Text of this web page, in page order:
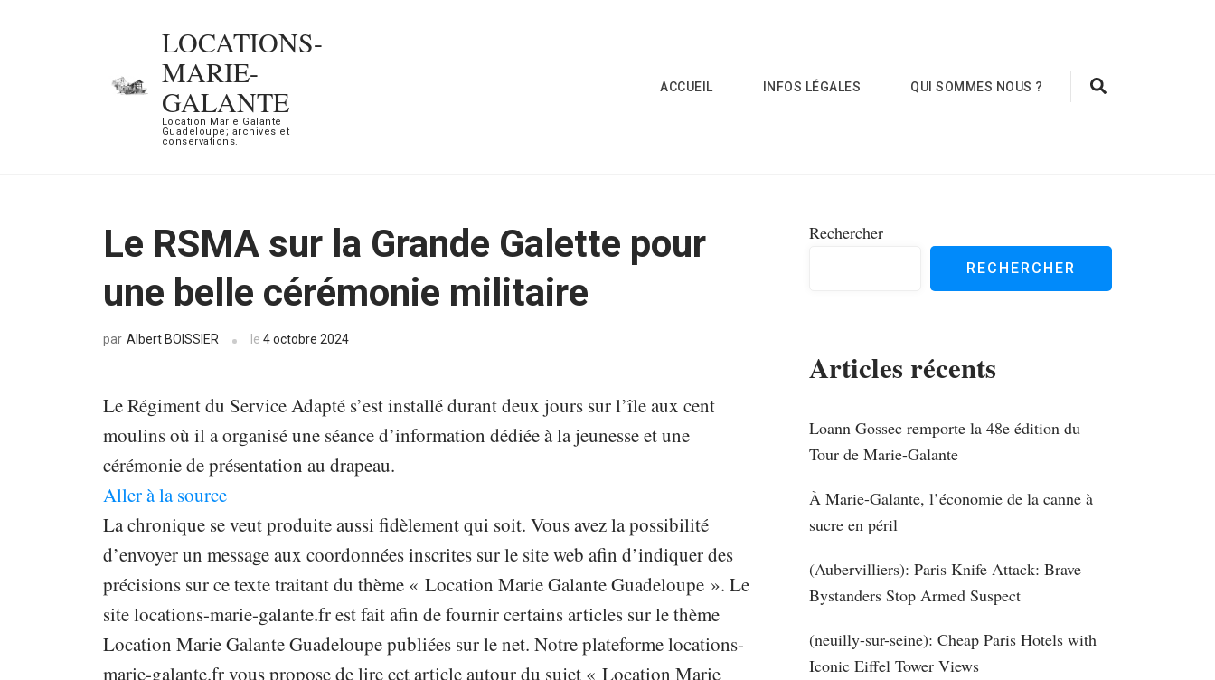
LOCATIONS-
MARIE-
GALANTE
Location Marie Galante
Guadeloupe; archives et
conservations.
ACCUEIL INFOS LÉGALES QUI SOMMES NOUS ?
Le RSMA sur la Grande Galette pour
une belle cérémonie militaire
par Albert BOISSIER le 4 octobre 2024
Le Régiment du Service Adapté s’est installé durant deux jours sur l’île aux cent
moulins où il a organisé une séance d’information dédiée à la jeunesse et une
cérémonie de présentation au drapeau.
Aller à la source
La chronique se veut produite aussi fidèlement qui soit. Vous avez la possibilité
d’envoyer un message aux coordonnées inscrites sur le site web afin d’indiquer des
précisions sur ce texte traitant du thème « Location Marie Galante Guadeloupe ». Le
site locations-marie-galante.fr est fait afin de fournir certains articles sur le thème
Location Marie Galante Guadeloupe publiées sur le net. Notre plateforme locations-
marie-galante.fr vous propose de lire cet article autour du sujet « Location Marie
Rechercher
RECHERCHER
Articles récents
Loann Gossec remporte la 48e édition du
Tour de Marie-Galante
À Marie-Galante, l’économie de la canne à
sucre en péril
(Aubervilliers): Paris Knife Attack: Brave
Bystanders Stop Armed Suspect
(neuilly-sur-seine): Cheap Paris Hotels with
Iconic Eiffel Tower Views